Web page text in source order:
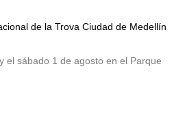
de la Trova Ciudad de Medellín
el sábado 1 de agosto en el Parque